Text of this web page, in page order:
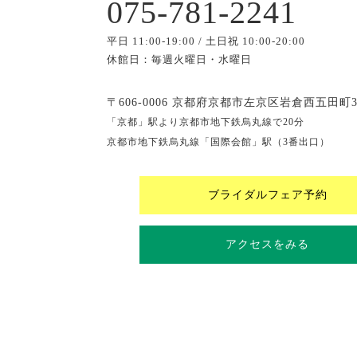
075-781-2241
平日 11:00-19:00 / 土日祝 10:00-20:00
休館日：毎週火曜日・水曜日
〒606-0006 京都府京都市左京区岩倉西五田町
「京都」駅より京都市地下鉄烏丸線で20分
京都市地下鉄烏丸線「国際会館」駅（3番出口）
ブライダルフェア予約
アクセスをみる